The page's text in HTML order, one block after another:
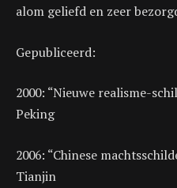
alom geliefd en zeer
Gepubliceerd:
2000: “Nieuwe realisme-
Peking
2006: “Chinese
Tianjin